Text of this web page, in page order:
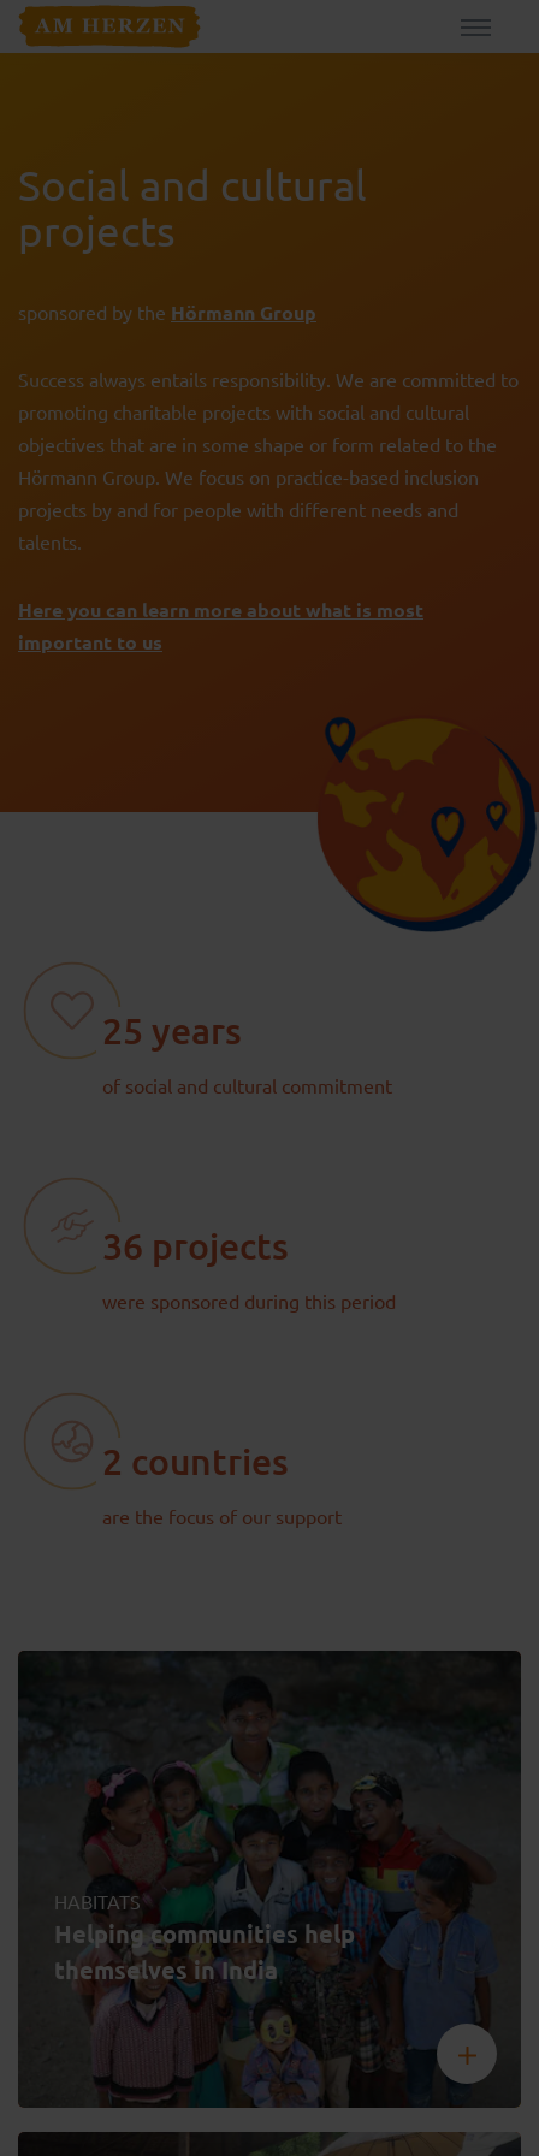
Social and cultural
projects
sponsored by the Hörmann Group
Success always entails responsibility. We are committed to
promoting charitable projects with social and cultural
objectives that are in some shape or form related to the
Hörmann Group. We focus on practice-based inclusion
projects by and for people with different needs and
talents.
Here you can learn more about what is most
important to us
25 years
of social and cultural commitment
36 projects
were sponsored during this period
2 countries
are the focus of our support
HABITATS
Helping communities help
themselves in India